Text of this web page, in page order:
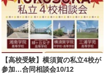
【高校受験】横須賀の私立4校が
参加…合同相談会10/12